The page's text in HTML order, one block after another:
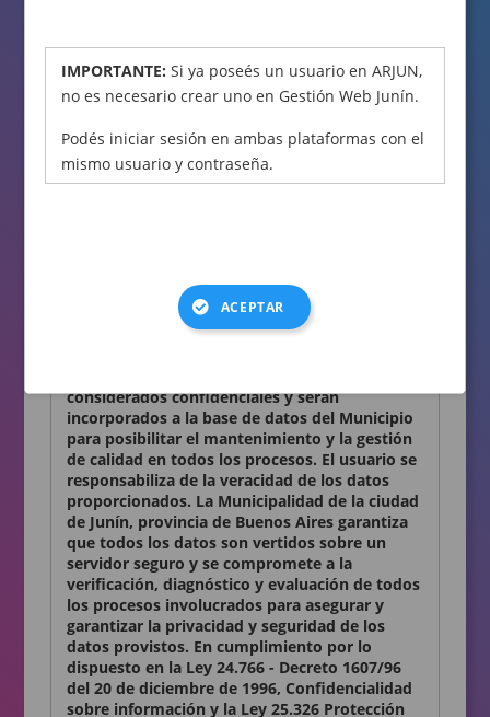
Términos y condiciones
Declaro conocer y aceptar lo establecido en la
considerados confidenciales y serán
incorporados a la base de datos del Municipio
para posibilitar el mantenimiento y la gestión
de calidad en todos los procesos. El usuario se
responsabiliza de la veracidad de los datos
proporcionados. La Municipalidad de la ciudad
de Junín, provincia de Buenos Aires garantiza
que todos los datos son vertidos sobre un
servidor seguro y se compromete a la
verificación, diagnóstico y evaluación de todos
los procesos involucrados para asegurar y
garantizar la privacidad y seguridad de los
datos provistos. En cumplimiento por lo
dispuesto en la Ley 24.766 - Decreto 1607/96
del 20 de diciembre de 1996, Confidencialidad
sobre información y la Ley 25.326 Protección
IMPORTANTE:Si ya poseés un usuario en ARJUN,
no es necesario crear uno en Gestión Web Junín.
Podés iniciar sesión en ambas plataformas con el
mismo usuario y contraseña.
ACEPTAR